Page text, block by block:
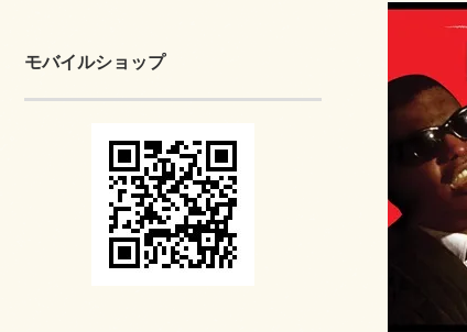
モバイルショップ